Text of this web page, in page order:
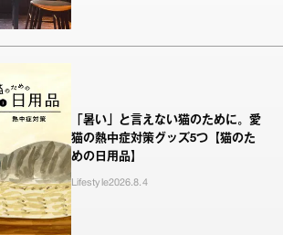
「暑い」と言えない猫のために。愛
猫の熱中症対策グッズ5つ【猫のた
めの日用品】
Lifestyle2026.8.4